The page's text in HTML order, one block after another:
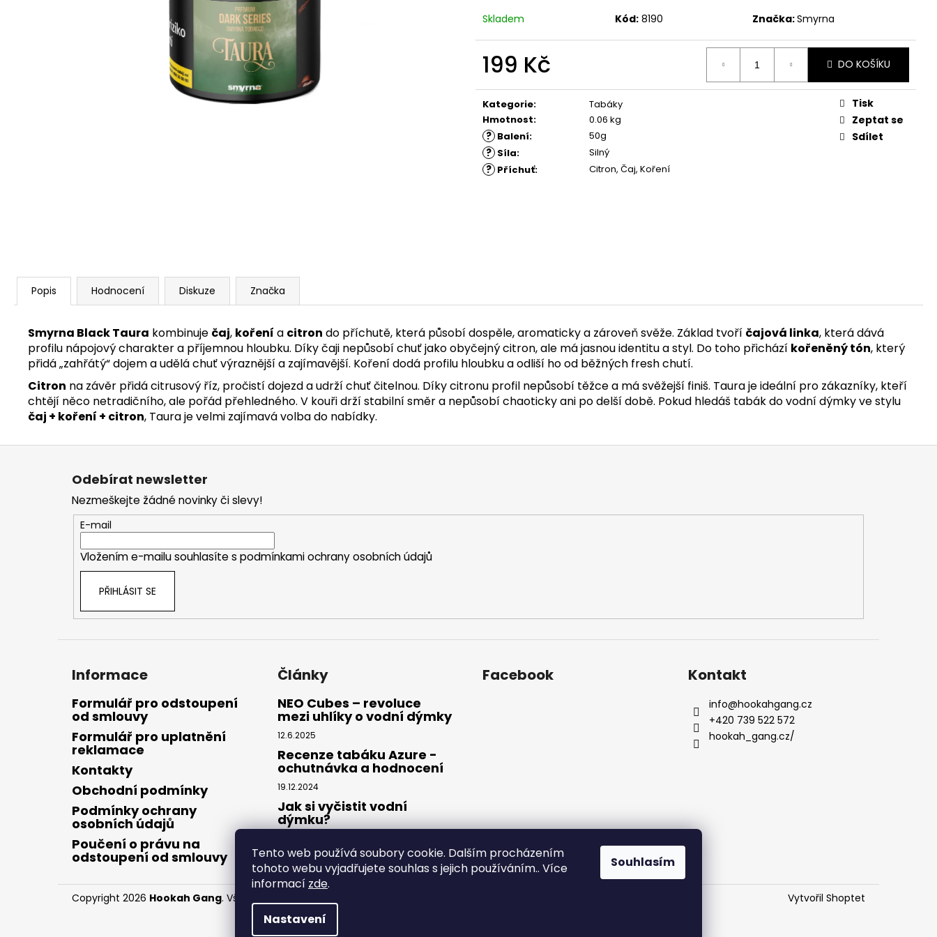
Tento web používá soubory cookie. Dalším procházením
tohoto webu vyjadřujete souhlas s jejich používáním.. Více
informací zde.
Nastavení
Souhlasím
Skladem Kód: 8190 Značka:Smyrna
199 Kč
cena:
DO KOŠÍKU
Kategorie:
Tabáky
Hmotnost: 0.06 kg
? Balení: 50g
? Síla: Silný
? Příchuť: Citron, Čaj, Koření
Tisk
Zeptat se
Sdílet
Popis Hodnocení Diskuze Značka
Smyrna Black Taura kombinuje čaj, koření a citron do příchutě, která působí dospěle, aromaticky a zároveň svěže. Základ tvoří čajová linka, která dává
profilu nápojový charakter a příjemnou hloubku. Díky čaji nepůsobí chuť jako obyčejný citron, ale má jasnou identitu a styl. Do toho přichází kořeněný tón, který
přidá „zahřátý“ dojem a udělá chuť výraznější a zajímavější. Koření dodá profilu hloubku a odliší ho od běžných fresh chutí.
Citron na závěr přidá citrusový říz, pročistí dojezd a udrží chuť čitelnou. Díky citronu profil nepůsobí těžce a má svěžejší finiš. Taura je ideální pro zákazníky, kteří
chtějí něco netradičního, ale pořád přehledného. V kouři drží stabilní směr a nepůsobí chaoticky ani po delší době. Pokud hledáš tabák do vodní dýmky ve stylu
čaj + koření + citron, Taura je velmi zajímavá volba do nabídky.
Z
Odebírat newsletter
Nezmeškejte žádné novinky či slevy!
E-mail
Vložením e-mailu souhlasíte s podmínkami ochrany osobních údajů
PŘIHLÁSIT SE
Informace
Formulář pro odstoupení
od smlouvy
Formulář pro uplatnění
reklamace
Kontakty
Obchodní podmínky
Podmínky ochrany
osobních údajů
Poučení o právu na
odstoupení od smlouvy
Články
NEO Cubes – revoluce
mezi uhlíky o vodní dýmky
12.6.2025
Recenze tabáku Azure -
ochutnávka a hodnocení
19.12.2024
Jak si vyčistit vodní
dýmku?
Facebook Kontakt
info@hookahgang.cz
+420 739 522 572
hookah_gang.cz/
Vytvořil Shoptet
Copyright 2026 Hookah Gang. Všechna práva vyhrazena.